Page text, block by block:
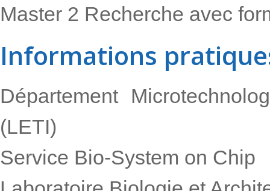
Master 2 Recherche avec
Informations
Département
(LETI)
Service Bio-System on Chip